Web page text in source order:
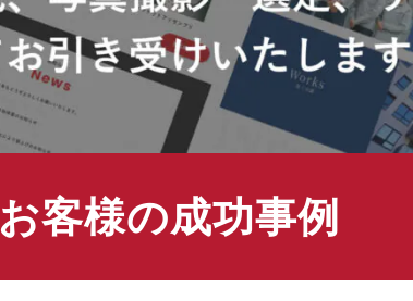
お客様の成功事例